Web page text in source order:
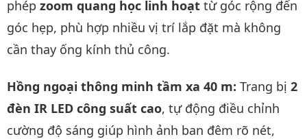
phép zoom quang học linh hoạt từ góc rộng đến
góc hẹp, phù hợp nhiều vị trí lắp đặt mà không
cần thay ống kính thủ công.
Hồng ngoại thông minh tầm xa 40 m: Trang bị 2
đèn IR LED công suất cao, tự động điều chỉnh
cường độ sáng giúp hình ảnh ban đêm rõ nét,